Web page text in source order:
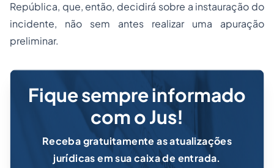
República, que, então, decidirá sobre a instauração do
incidente, não sem antes realizar uma apuração
preliminar.
Fique sempre informado
com o Jus!
Receba gratuitamente as atualizações
jurídicas em sua caixa de entrada.